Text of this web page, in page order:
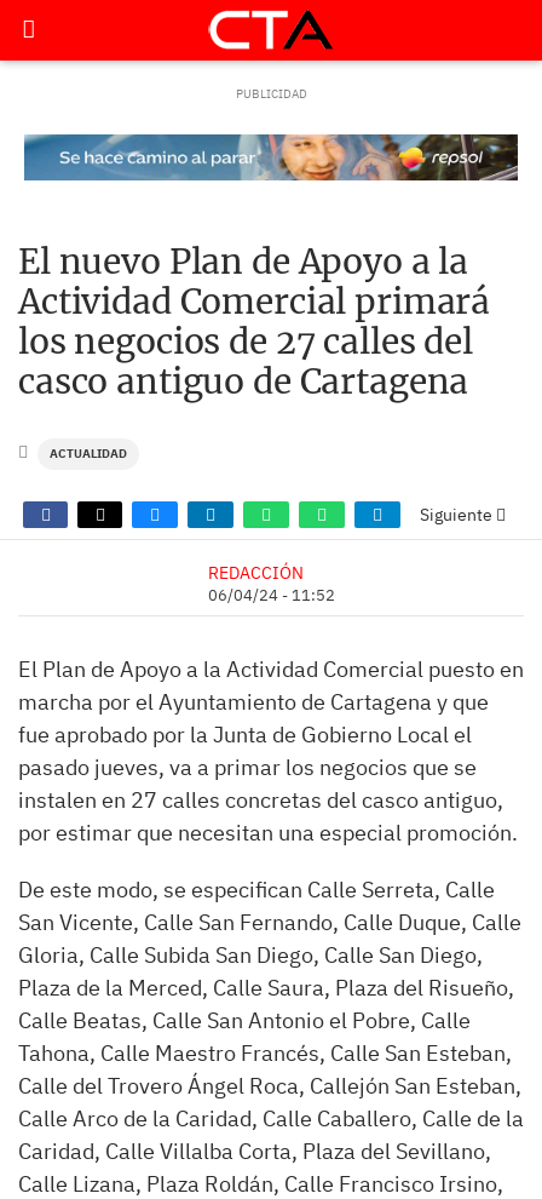
El nuevo Plan de Apoyo a la
Actividad Comercial primará
los negocios de 27 calles del
casco antiguo de Cartagena
ACTUALIDAD
Siguiente
REDACCIÓN
06/04/24 - 11:52
El Plan de Apoyo a la Actividad Comercial puesto en
marcha por el Ayuntamiento de Cartagena y que
fue aprobado por la Junta de Gobierno Local el
pasado jueves, va a primar los negocios que se
instalen en 27 calles concretas del casco antiguo,
por estimar que necesitan una especial promoción.
De este modo, se especifican Calle Serreta, Calle
San Vicente, Calle San Fernando, Calle Duque, Calle
Gloria, Calle Subida San Diego, Calle San Diego,
Plaza de la Merced, Calle Saura, Plaza del Risueño,
Calle Beatas, Calle San Antonio el Pobre, Calle
Tahona, Calle Maestro Francés, Calle San Esteban,
Calle del Trovero Ángel Roca, Callejón San Esteban,
Calle Arco de la Caridad, Calle Caballero, Calle de la
Caridad, Calle Villalba Corta, Plaza del Sevillano,
Calle Lizana, Plaza Roldán, Calle Francisco Irsino,